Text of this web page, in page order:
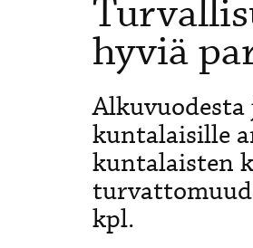
hyviä
kuntalaisille
kuntalaisten
kpl.